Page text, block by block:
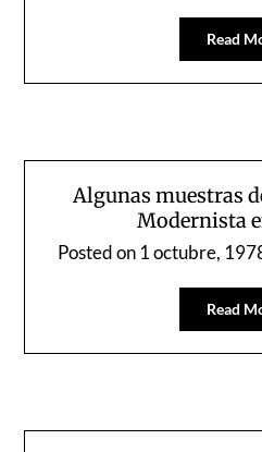
Read
Algunas muestras
Modernista
Posted on1 octubre,
Read